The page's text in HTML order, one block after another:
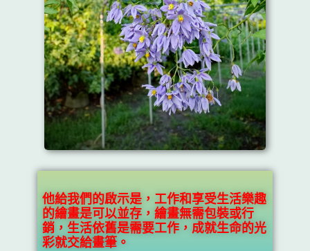
他給我們的啟示是，工作和享受生活樂趣
的繪畫是可以並存， 繪畫無需包裝或行
銷，生活依舊是需要工作，成就生命的光
彩就交給畫筆。